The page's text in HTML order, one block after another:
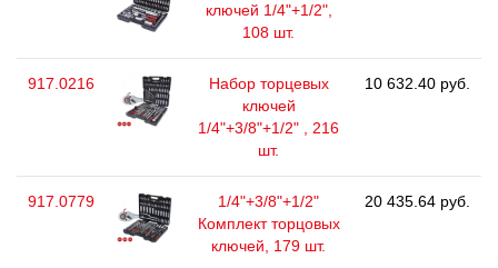
ключей 1/4"+1/2",
108 шт.
917.0216
Набор торцевых
ключей
1/4"+3/8"+1/2" , 216
шт.
10 632.40 руб.
917.0779
1/4"+3/8"+1/2"
Комплект торцовых
ключей, 179 шт.
20 435.64 руб.